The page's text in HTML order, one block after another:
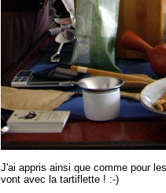
J'ai appris ainsi que comme pour
vont avec la tartiflette ! :-)